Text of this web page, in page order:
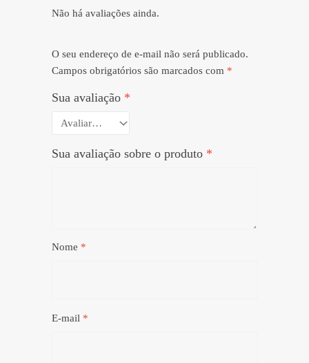
Não há avaliações ainda.
O seu endereço de e-mail não será publicado.
Campos obrigatórios são marcados com *
Sua avaliação *
Sua avaliação sobre o produto *
Nome *
E-mail *